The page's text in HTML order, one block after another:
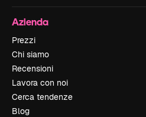
Azienda
Prezzi
Chi siamo
Recensioni
Lavora con noi
Cerca tendenze
Blog